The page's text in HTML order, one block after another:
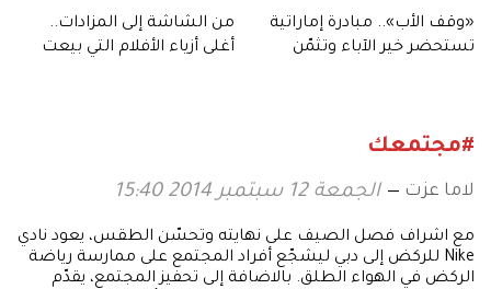
«وقف الأب».. مبادرة إماراتية
تستحضر خير الآباء وتثمّن
من الشاشة إلى المزادات..
أغلى أزياء الأفلام التي بيعت
#مجتمعك
لاما عزت الجمعة 12 سبتمبر 2014 15:40
مع اشراف فصل الصيف على نهايته وتحسّن الطقس، يعود نادي
Nike للركض إلى دبي ليشجّع أفراد المجتمع على ممارسة رياضة
الركض في الهواء الطلق. بالاضافة إلى تحفيز المجتمع، يقدّم